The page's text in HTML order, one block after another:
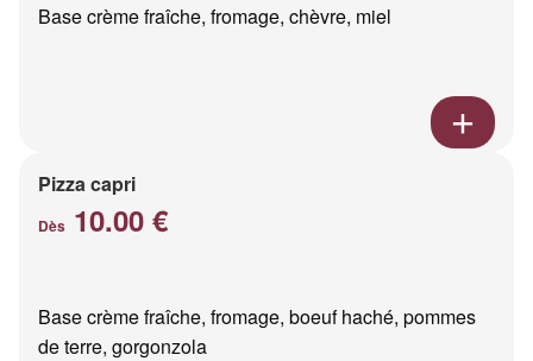
Base crème fraîche, fromage, chèvre, miel
Pizza capri
Dès 10.00 €
Base crème fraîche, fromage, boeuf haché, pommes
de terre, gorgonzola